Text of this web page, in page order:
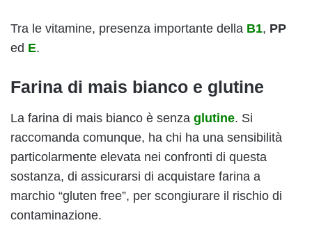
Tra le vitamine, presenza importante della B1, PP
ed E.
Farina di mais bianco e glutine
La farina di mais bianco è senza glutine. Si
raccomanda comunque, ha chi ha una sensibilità
particolarmente elevata nei confronti di questa
sostanza, di assicurarsi di acquistare farina a
marchio “gluten free”, per scongiurare il rischio di
contaminazione.